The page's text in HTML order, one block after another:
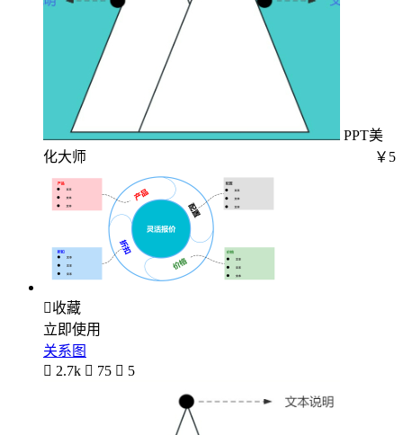
PPT美
化大师
￥5
收藏
立即使用
关系图
 2.7k  75  5